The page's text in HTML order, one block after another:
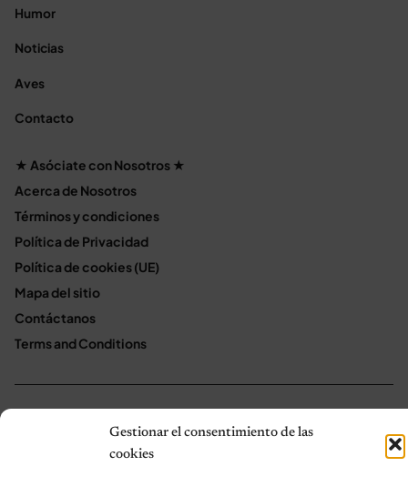
Gestionar el consentimiento de las
cookies
Humor
Noticias
Aves
Contacto
★ Asóciate con Nosotros ★
Acerca de Nosotros
Términos y condiciones
Política de Privacidad
Política de cookies (UE)
Mapa del sitio
Contáctanos
Terms and Conditions
Política de privacidad